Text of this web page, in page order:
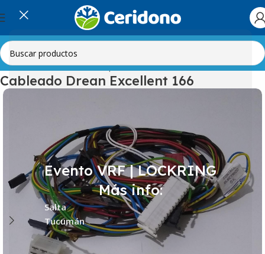
Evento VRF | LOCKRING
Más info:
Salta
Tucumán
Inicio Línea Blanca Lavarropas Cableados
Cableado Drean Excellent 166